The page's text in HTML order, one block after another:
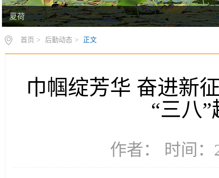
夏荷
首页 > 后勤动态 > 正文
巾帼绽芳华 奋进新
“三八
作者： 时间：